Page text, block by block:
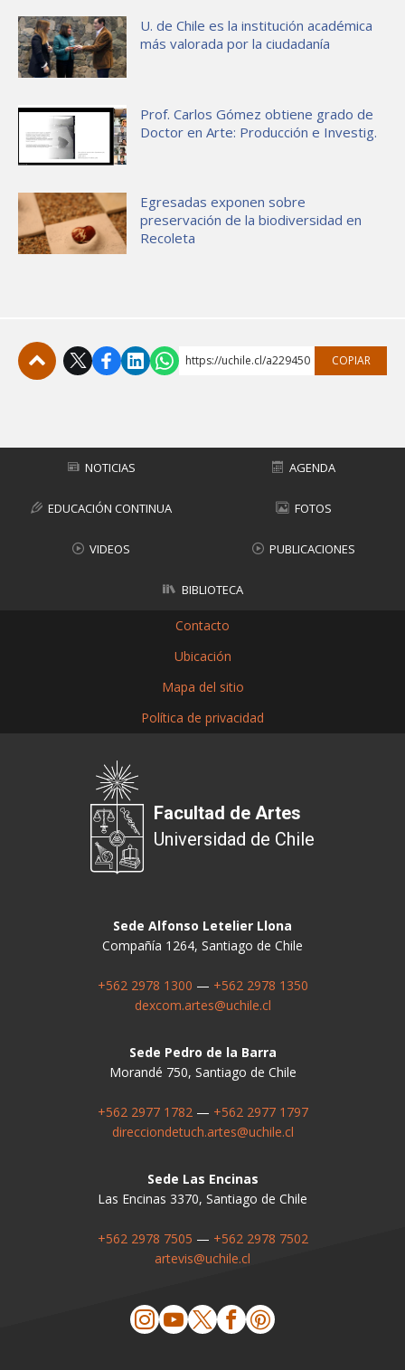
U. de Chile es la institución académica
más valorada por la ciudadanía
Prof. Carlos Gómez obtiene grado de
Doctor en Arte: Producción e Investig.
Egresadas exponen sobre
preservación de la biodiversidad en
Recoleta
https://uchile.cl/a229450 COPIAR
NOTICIAS AGENDA
EDUCACIÓN CONTINUA FOTOS
VIDEOS PUBLICACIONES
BIBLIOTECA
Contacto
Ubicación
Mapa del sitio
Política de privacidad
Facultad de Artes
Universidad de Chile
Sede Alfonso Letelier Llona
Compañía 1264, Santiago de Chile
+562 2978 1300 — +562 2978 1350
dexcom.artes@uchile.cl
Sede Pedro de la Barra
Morandé 750, Santiago de Chile
+562 2977 1782— +562 2977 1797
direcciondetuch.artes@uchile.cl
Sede Las Encinas
Las Encinas 3370, Santiago de Chile
+562 2978 7505 — +562 2978 7502
artevis@uchile.cl